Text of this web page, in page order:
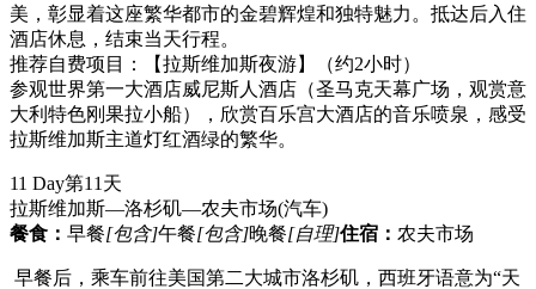
美，彰显着这座繁华都市的金碧辉煌和独特魅力。抵达后入住
酒店休息，结束当天行程。
推荐自费项目：【拉斯维加斯夜游】（约2小时）
参观世界第一大酒店威尼斯人酒店（圣马克天幕广场，观赏意
大利特色刚果拉小船），欣赏百乐宫大酒店的音乐喷泉，感受
拉斯维加斯主道灯红酒绿的繁华。
11 Day第11天
拉斯维加斯—洛杉矶—农夫市场(汽车)
餐食： 早餐[包含]午餐[包含]晚餐[自理]住宿： 农夫市场
早餐后，乘车前往美国第二大城市洛杉矶，西班牙语意为“天